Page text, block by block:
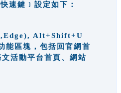
速鍵﹞設定如下：
Alt+Shift+U
區塊，包括回官網首
活動平台首頁、網站